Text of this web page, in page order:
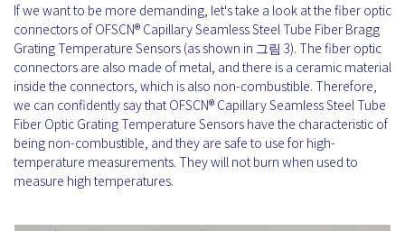
If we want to be more demanding, let's take a look at the fiber optic
connectors of OFSCN® Capillary Seamless Steel Tube Fiber Bragg
Grating Temperature Sensors (as shown in 그림 3). The fiber optic
connectors are also made of metal, and there is a ceramic material
inside the connectors, which is also non-combustible. Therefore,
we can confidently say that OFSCN® Capillary Seamless Steel Tube
Fiber Optic Grating Temperature Sensors have the characteristic of
being non-combustible, and they are safe to use for high-
temperature measurements. They will not burn when used to
measure high temperatures.